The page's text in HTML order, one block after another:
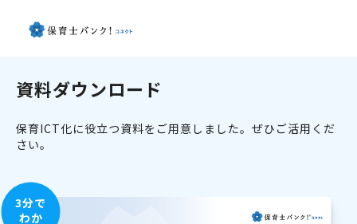
資料ダウンロード
保育ICT化に役立つ資料をご用意しました。ぜひご活用くだ
さい。
3分で
わか